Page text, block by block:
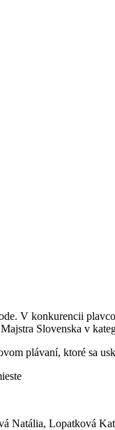
V konkurencii
Slovenska v
plávaní, ktoré sa
Natália, Lopatková